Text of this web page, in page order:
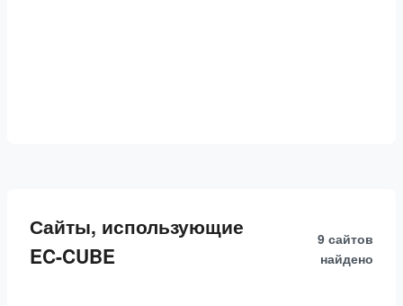
Сайты, использующие
EC-CUBE
9 сайтов
найдено